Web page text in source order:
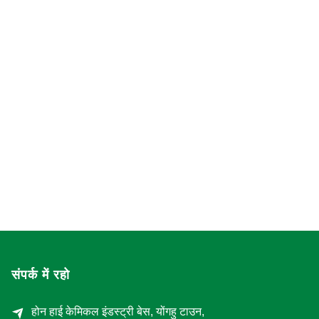
संपर्क में रहो
होन हाई केमिकल इंडस्ट्री बेस, योंगहु टाउन,